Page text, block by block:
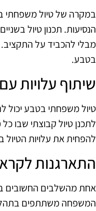
במקרה של טיול משפחתי
הנסיעות. תכנון טיול
מבלי להכביד על
בטבע.
שיתוף עלויות
טיול משפחתי בטבע יכול
לתכנן טיול קבוצתי שבו
להפחית את עלויות הטיול
התארגנות
אחת מהשלבים החשובים
המשפחה משתתפים בתהליך